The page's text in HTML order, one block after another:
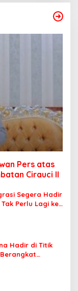
Pers atas
Cirauci II
Segera Hadir
Perlu Lagi ke
Hadir di Titik